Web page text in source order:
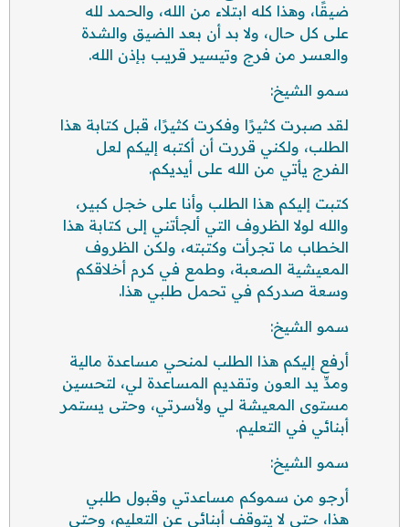
ضيقًا، وهذا كله ابتلاء من الله، والحمد لله
على كل حال، ولا بد أن بعد الضيق والشدة
والعسر من فرج وتيسير قريب بإذن الله.
سمو الشيخ:
لقد صبرت كثيرًا وفكرت كثيرًا، قبل كتابة هذا
الطلب، ولكني قررت أن أكتبه إليكم لعل
الفرج يأتي من الله على أيديكم.
كتبت إليكم هذا الطلب وأنا على خجل كبير،
والله لولا الظروف التي ألجأتني إلى كتابة هذا
الخطاب ما تجرأت وكتبته، ولكن الظروف
المعيشية الصعبة، وطمع في كرم أخلاقكم
وسعة صدركم في تحمل طلبي هذا.
سمو الشيخ:
أرفع إليكم هذا الطلب لمنحي مساعدة مالية
ومدِّ يد العون وتقديم المساعدة لي، لتحسين
مستوى المعيشة لي ولأسرتي، وحتى يستمر
أبنائي في التعليم.
سمو الشيخ:
أرجو من سموكم مساعدتي وقبول طلبي
هذا، حتى لا يتوقف أبنائي عن التعليم، وحتى